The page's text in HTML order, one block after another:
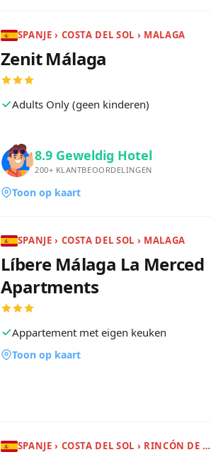
SPANJE › COSTA DEL SOL › MALAGA
Zenit Málaga
Adults Only (geen kinderen)
8.9 Geweldig Hotel
200+ KLANTBEOORDELINGEN
Toon op kaart
SPANJE › COSTA DEL SOL › MALAGA
Líbere Málaga La Merced
Apartments
Appartement met eigen keuken
Toon op kaart
SPANJE › COSTA DEL SOL › RINCÓN DE LA VICTORIA